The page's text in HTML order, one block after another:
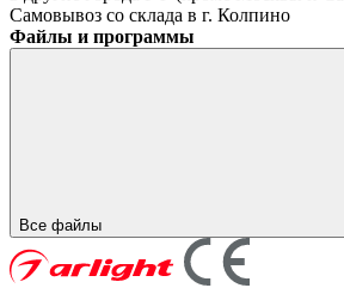
Самовывоз со склада в г. Колпино
Файлы и программы
Все файлы